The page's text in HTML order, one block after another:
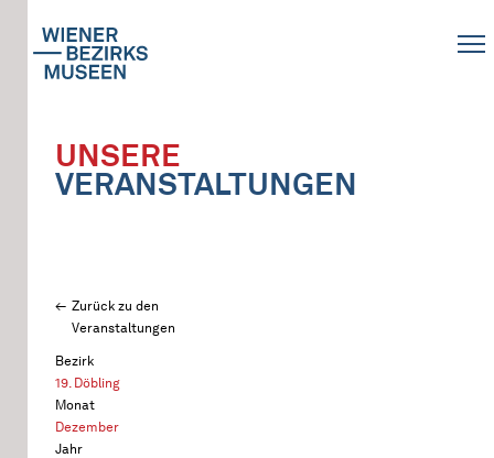
UNSERE
VERANSTALTUNGEN
Zurück zu den
Veranstaltungen
Bezirk
19. Döbling
Monat
Dezember
Jahr